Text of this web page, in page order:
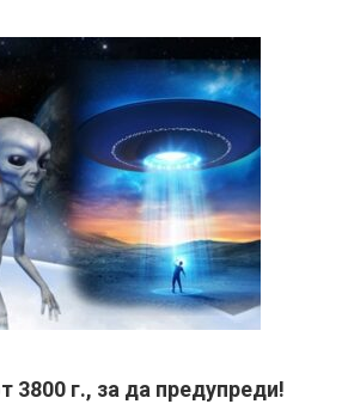
3800 г., за да предупреди!